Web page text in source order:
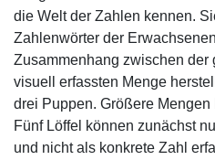
die Welt der Zahlen kennen.
Zahlenwörter der
Zusammenhang zwischen der
visuell erfassten Menge
drei Puppen. Größere
Fünf Löffel können zunächst
und nicht als konkrete Zahl